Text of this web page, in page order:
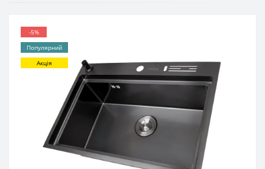
-5%
Популярний
Акція